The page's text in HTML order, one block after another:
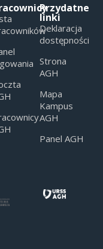
Przydatne
linki
Deklaracja
dostępności
Strona
AGH
Mapa
Kampus
AGH
Panel AGH